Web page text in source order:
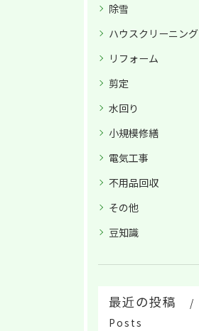
除雪
ハウスクリーニング
リフォーム
剪定
水回り
小規模修繕
電気工事
不用品回収
その他
豆知識
最近の投稿
Posts